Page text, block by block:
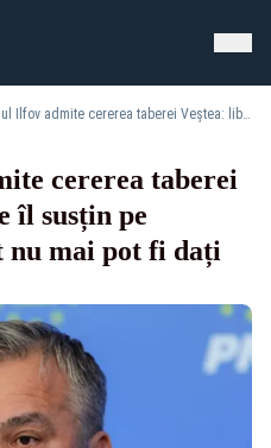
Tribunalul Ilfov admite cererea taberei Veștea: liberalii care îl susțin pe premierul desemnat nu mai pot fi dați afară din PNL
cererea taberei
îl susțin pe
nu mai pot fi dați